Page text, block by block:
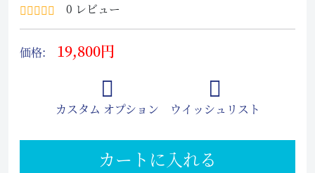
0 レビュー
価格: 19,800円
カスタム オプション ウイッシュリスト
カートに入れる